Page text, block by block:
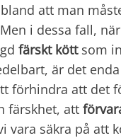
att man
i dessa fall,
färskt köttsom
är det enda
förhindra att det
färskhet, att
vara säkra på att